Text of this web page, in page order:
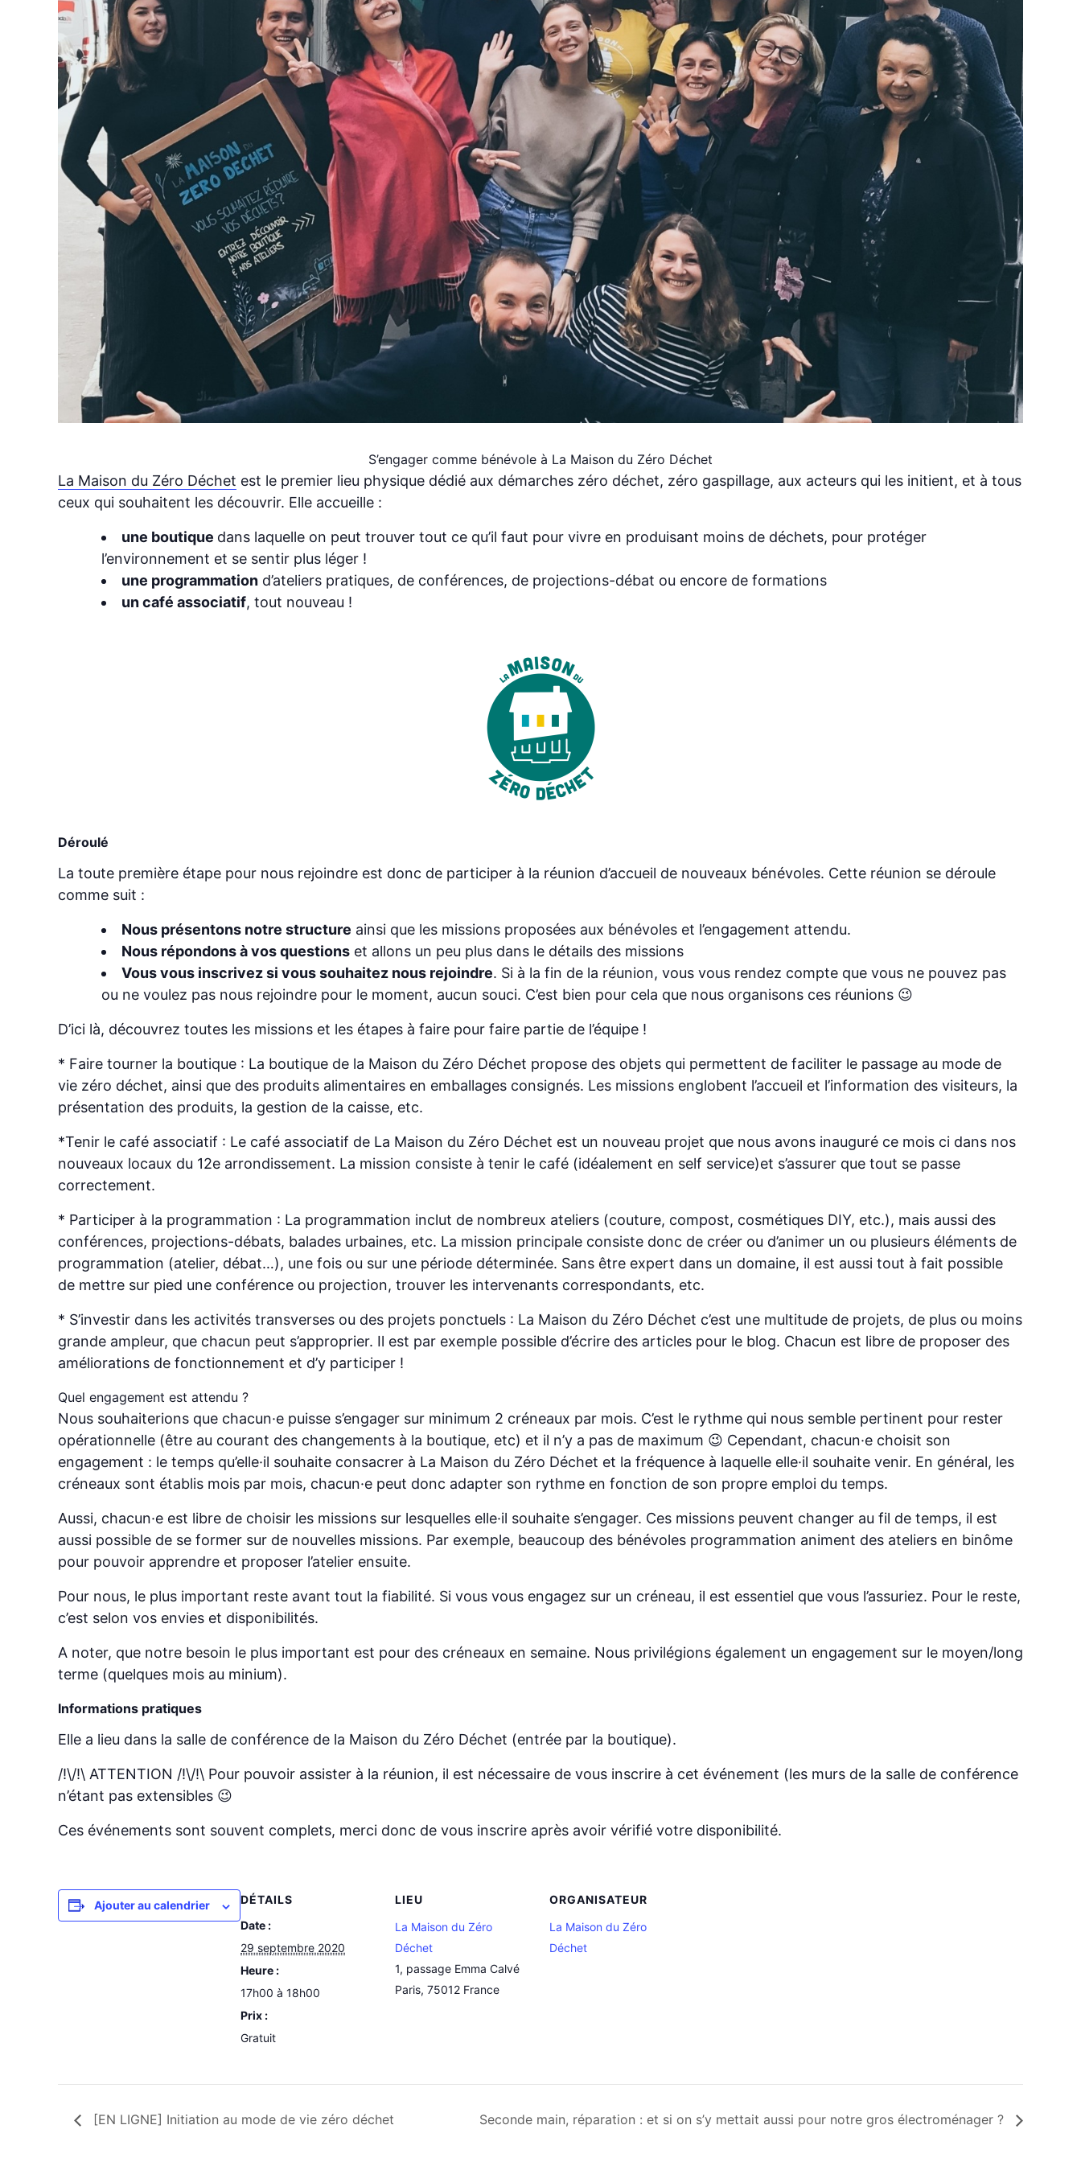
S’engager comme bénévole à La Maison du Zéro Déchet
La Maison du Zéro Déchet est le premier lieu physique dédié aux démarches zéro déchet, zéro gaspillage, aux acteurs qui les initient, et à tous
ceux qui souhaitent les découvrir. Elle accueille :
une boutique dans laquelle on peut trouver tout ce qu’il faut pour vivre en produisant moins de déchets, pour protéger
l’environnement et se sentir plus léger !
une programmation d’ateliers pratiques, de conférences, de projections-débat ou encore de formations
un café associatif, tout nouveau !
Déroulé
La toute première étape pour nous rejoindre est donc de participer à la réunion d’accueil de nouveaux bénévoles. Cette réunion se déroule
comme suit :
Nous présentons notre structure ainsi que les missions proposées aux bénévoles et l’engagement attendu.
Nous répondons à vos questions et allons un peu plus dans le détails des missions
Vous vous inscrivez si vous souhaitez nous rejoindre. Si à la fin de la réunion, vous vous rendez compte que vous ne pouvez pas
ou ne voulez pas nous rejoindre pour le moment, aucun souci. C’est bien pour cela que nous organisons ces réunions 😉
D’ici là, découvrez toutes les missions et les étapes à faire pour faire partie de l’équipe !
* Faire tourner la boutique : La boutique de la Maison du Zéro Déchet propose des objets qui permettent de faciliter le passage au mode de
vie zéro déchet, ainsi que des produits alimentaires en emballages consignés. Les missions englobent l’accueil et l’information des visiteurs, la
présentation des produits, la gestion de la caisse, etc.
*Tenir le café associatif : Le café associatif de La Maison du Zéro Déchet est un nouveau projet que nous avons inauguré ce mois ci dans nos
nouveaux locaux du 12e arrondissement. La mission consiste à tenir le café (idéalement en self service)et s’assurer que tout se passe
correctement.
* Participer à la programmation : La programmation inclut de nombreux ateliers (couture, compost, cosmétiques DIY, etc.), mais aussi des
conférences, projections-débats, balades urbaines, etc. La mission principale consiste donc de créer ou d’animer un ou plusieurs éléments de
programmation (atelier, débat…), une fois ou sur une période déterminée. Sans être expert dans un domaine, il est aussi tout à fait possible
de mettre sur pied une conférence ou projection, trouver les intervenants correspondants, etc.
* S’investir dans les activités transverses ou des projets ponctuels : La Maison du Zéro Déchet c’est une multitude de projets, de plus ou moins
grande ampleur, que chacun peut s’approprier. Il est par exemple possible d’écrire des articles pour le blog. Chacun est libre de proposer des
améliorations de fonctionnement et d’y participer !
Quel engagement est attendu ?
Nous souhaiterions que chacun·e puisse s’engager sur minimum 2 créneaux par mois. C’est le rythme qui nous semble pertinent pour rester
opérationnelle (être au courant des changements à la boutique, etc) et il n’y a pas de maximum 😉 Cependant, chacun·e choisit son
engagement : le temps qu’elle·il souhaite consacrer à La Maison du Zéro Déchet et la fréquence à laquelle elle·il souhaite venir. En général, les
créneaux sont établis mois par mois, chacun·e peut donc adapter son rythme en fonction de son propre emploi du temps.
Aussi, chacun·e est libre de choisir les missions sur lesquelles elle·il souhaite s’engager. Ces missions peuvent changer au fil de temps, il est
aussi possible de se former sur de nouvelles missions. Par exemple, beaucoup des bénévoles programmation animent des ateliers en binôme
pour pouvoir apprendre et proposer l’atelier ensuite.
Pour nous, le plus important reste avant tout la fiabilité. Si vous vous engagez sur un créneau, il est essentiel que vous l’assuriez. Pour le reste,
c’est selon vos envies et disponibilités.
A noter, que notre besoin le plus important est pour des créneaux en semaine. Nous privilégions également un engagement sur le moyen/long
terme (quelques mois au minium).
Informations pratiques
Elle a lieu dans la salle de conférence de la Maison du Zéro Déchet (entrée par la boutique).
/!\/!\ ATTENTION /!\/!\ Pour pouvoir assister à la réunion, il est nécessaire de vous inscrire à cet événement (les murs de la salle de conférence
n’étant pas extensibles 😉
Ces événements sont souvent complets, merci donc de vous inscrire après avoir vérifié votre disponibilité.
Ajouter au calendrier
DÉTAILS
Date :
29 septembre 2020
Heure :
17h00 à 18h00
Prix :
Gratuit
LIEU
La Maison du Zéro
Déchet
1, passage Emma Calvé
Paris, 75012 France
ORGANISATEUR
La Maison du Zéro
Déchet
[EN LIGNE] Initiation au mode de vie zéro déchet Seconde main, réparation : et si on s’y mettait aussi pour notre gros électroménager ?